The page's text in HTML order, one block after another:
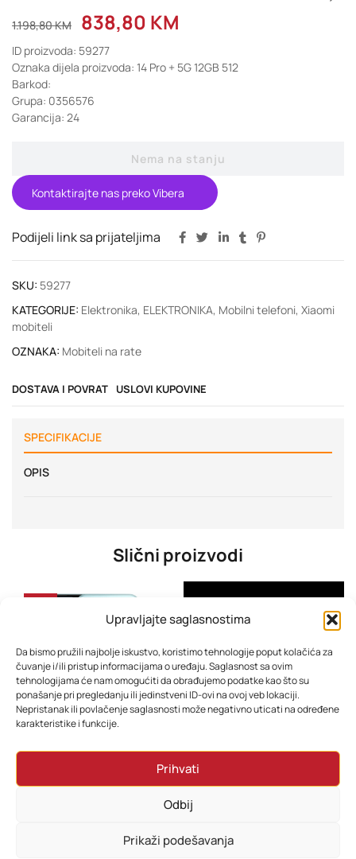
Upravljajte saglasnostima
Da bismo pružili najbolje iskustvo, koristimo tehnologije poput kolačića za
čuvanje i/ili pristup informacijama o uređaju. Saglasnost sa ovim
tehnologijama će nam omogućiti da obrađujemo podatke kao što su
ponašanje pri pregledanju ili jedinstveni ID-ovi na ovoj veb lokaciji.
Nepristanak ili povlačenje saglasnosti može negativno uticati na određene
karakteristike i funkcije.
Prihvati
Odbij
Prikaži podešavanja
1.198,80KM 838,80 KM
ID proizvoda: 59277
Oznaka dijela proizvoda: 14 Pro + 5G 12GB 512
Barkod:
Grupa: 0356576
Garancija: 24
Nema na stanju
Kontaktirajte nas preko Vibera
Podijeli link sa prijateljima
SKU: 59277
KATEGORIJE: Elektronika, ELEKTRONIKA, Mobilni telefoni, Xiaomi
mobiteli
OZNAKA: Mobiteli na rate
DOSTAVA I POVRAT USLOVI KUPOVINE
SPECIFIKACIJE
OPIS
Slični proizvodi
-31%